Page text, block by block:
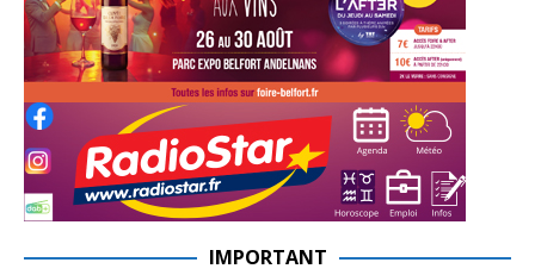
IMPORTANT